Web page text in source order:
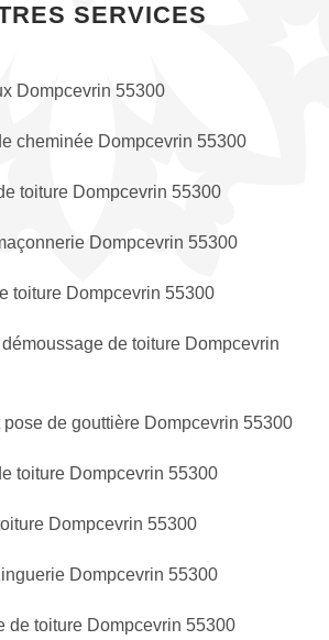
SERVICES
Dompcevrin 55300
cheminée Dompcevrin 55300
toiture Dompcevrin 55300
Dompcevrin 55300
toiture Dompcevrin 55300
de toiture Dompcevrin
pose de gouttière Dompcevrin 55300
toiture Dompcevrin 55300
Dompcevrin 55300
Dompcevrin 55300
de toiture Dompcevrin 55300